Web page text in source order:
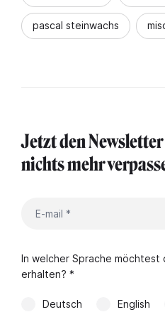
pascal steinwachs
Jetzt den
nichts mehr
In welcher Sprache
erhalten? *
Deutsch English